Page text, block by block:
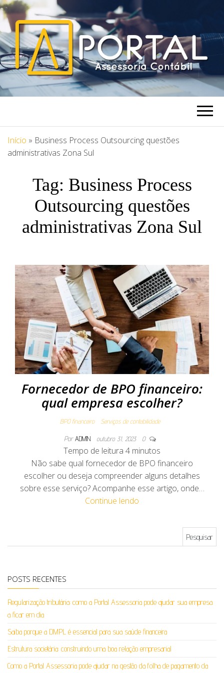
PORTAL
ASSESSORIA
Blog Portal Assessoria
Início » Business Process Outsourcing questões
administrativas Zona Sul
Tag: Business Process
Outsourcing questões
administrativas Zona Sul
Fornecedor de BPO financeiro:
qual empresa escolher?
BPO financeiro Serviços de contabilidade
Por ADMIN outubro 31, 2023 0
Tempo de leitura 4 minutos
Não sabe qual fornecedor de BPO financeiro
escolher ou deseja compreender alguns detalhes
sobre esse serviço? Acompanhe esse artigo, onde…
Continue lendo
POSTS RECENTES
Regularização tributária: como a Portal Assessoria pode ajudar sua empresa
a ficar em dia
Saiba porque a DMPL é essencial para sua saúde financeira
Estrutura societária: construindo uma boa relação empresarial
Como a Portal Assessoria pode ajudar na gestão da folha de pagamento da